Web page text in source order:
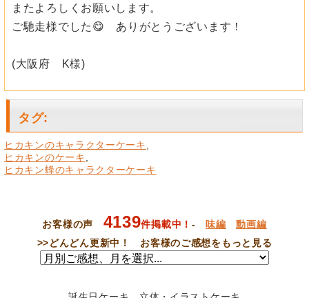
またよろしくお願いします。
ご馳走様でした😋 ありがとうございます！
(大阪府 K様)
タグ:
ヒカキンのキャラクターケーキ
ヒカキンのケーキ
ヒカキン蜂のキャラクターケーキ
お客様の声 4139件掲載中！ - 味編
動画編
>>どんどん更新中！ お客様のご感想をもっと見る